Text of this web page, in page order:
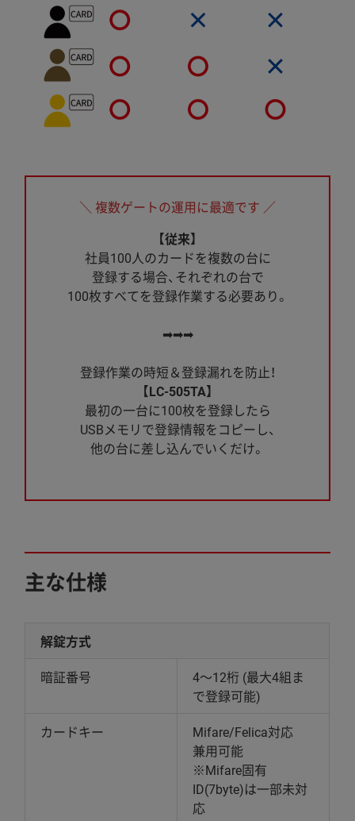
＼ 複数ゲートの運用に最適です ／
【従来】
社員100人のカードを複数の台に
登録する場合、それぞれの台で
100枚すべてを登録作業する必要あり。
➡➡➡
登録作業の時短＆登録漏れを防止！
【LC-505TA】
最初の一台に100枚を登録したら
USBメモリで登録情報をコピーし、
他の台に差し込んでいくだけ。
主な仕様
解錠方式
暗証番号
4～12桁 (最大4組ま
で登録可能)
カードキー
Mifare/Felica対応
兼用可能
※Mifare固有
ID(7byte)は一部未対
応